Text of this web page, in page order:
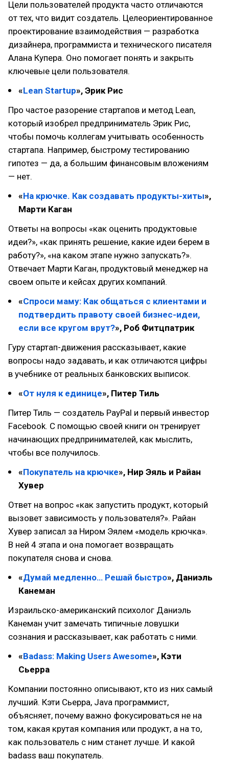
Цели пользователей продукта часто отличаются
от тех, что видит создатель. Целеориентированное
проектирование взаимодействия — разработка
дизайнера, программиста и технического писателя
Алана Купера. Оно помогает понять и закрыть
ключевые цели пользователя.
«Lean Startup», Эрик Рис
Про частое разорение стартапов и метод Lean,
который изобрел предприниматель Эрик Рис,
чтобы помочь коллегам учитывать особенность
стартапа. Например, быстрому тестированию
гипотез — да, а большим финансовым вложениям
— нет.
«На крючке. Как создавать продукты-хиты»,
Марти Каган
Ответы на вопросы «как оценить продуктовые
идеи?», «как принять решение, какие идеи берем в
работу?», «на каком этапе нужно запускать?».
Отвечает Марти Каган, продуктовый менеджер на
своем опыте и кейсах других компаний.
«Спроси маму: Как общаться с клиентами и
подтвердить правоту своей бизнес-идеи,
если все кругом врут?», Роб Фитцпатрик
Гуру стартап-движения рассказывает, какие
вопросы надо задавать, и как отличаются цифры
в учебнике от реальных банковских выписок.
«От нуля к единице», Питер Тиль
Питер Тиль — создатель PayPal и первый инвестор
Facebook. С помощью своей книги он тренирует
начинающих предпринимателей, как мыслить,
чтобы все получилось.
«Покупатель на крючке», Нир Эяль и Райан
Хувер
Ответ на вопрос «как запустить продукт, который
вызовет зависимость у пользователя?». Райан
Хувер записал за Ниром Эялем «модель крючка».
В ней 4 этапа и она помогает возвращать
покупателя снова и снова.
«Думай медленно… Решай быстро», Даниэль
Канеман
Израильско-американский психолог Даниэль
Канеман учит замечать типичные ловушки
сознания и рассказывает, как работать с ними.
«Badass: Making Users Awesome», Кэти
Сьерра
Компании постоянно описывают, кто из них самый
лучший. Кэти Сьерра, Java программист,
объясняет, почему важно фокусироваться не на
том, какая крутая компания или продукт, а на то,
как пользователь с ним станет лучше. И какой
badass ваш покупатель.